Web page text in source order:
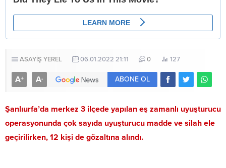
ASAYİŞ YEREL 06.01.2022 21:11 0 127
A+ A- ABONE OL
Şanlıurfa’da merkez 3 ilçede yapılan eş zamanlı uyuşturucu
operasyonunda çok sayıda uyuşturucu madde ve silah ele
geçirilirken, 12 kişi de gözaltına alındı.